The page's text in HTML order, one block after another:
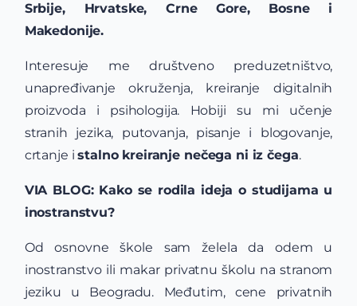
Srbije, Hrvatske, Crne Gore, Bosne i
Makedonije.
Interesuje me društveno preduzetništvo,
unapređivanje okruženja, kreiranje digitalnih
proizvoda i psihologija. Hobiji su mi učenje
stranih jezika, putovanja, pisanje i blogovanje,
crtanje istalno kreiranje nečega ni iz čega.
VIA BLOG: Kako se rodila ideja o studijama u
inostranstvu?
Od osnovne škole sam želela da odem u
inostranstvo ili makar privatnu školu na stranom
jeziku u Beogradu. Međutim, cene privatnih